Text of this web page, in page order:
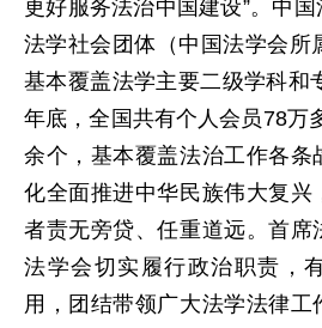
更好服务法治中国建设”。中
法学社会团体（中国法学会所
基本覆盖法学主要二级学科和
年底，全国共有个人会员78万
余个，基本覆盖法治工作各条
化全面推进中华民族伟大复兴
者责无旁贷、任重道远。首席
法学会切实履行政治职责，
用，团结带领广大法学法律工